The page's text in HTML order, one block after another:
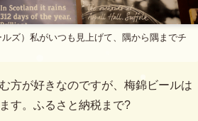
ズ）私がいつも見上げて、隅から隅までチ
方が好きなのですが、梅錦ビールは
す。ふるさと納税まで?